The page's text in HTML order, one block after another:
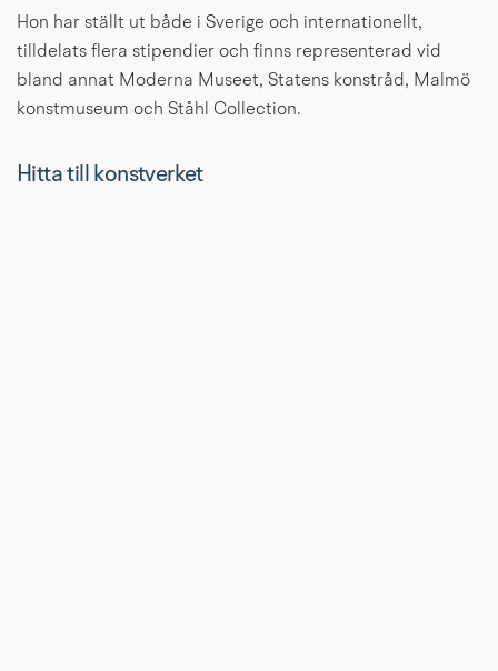
Hon har ställt ut både i Sverige och internationellt,
tilldelats flera stipendier och finns representerad vid
bland annat Moderna Museet, Statens konstråd, Malmö
konstmuseum och Ståhl Collection.
Hitta till konstverket